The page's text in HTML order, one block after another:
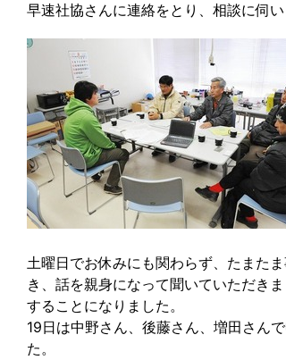
早速社協さんに連絡をとり、相談に伺い
土曜日でお休みにも関わらず、たまた
き、話を親身になって聞いていただき
することになりました。
19日は中野さん、後藤さん、増田さん
た。